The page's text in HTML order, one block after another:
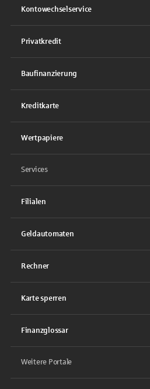
Kontowechselservice
Privatkredit
Baufinanzierung
Kreditkarte
Wertpapiere
Services
Filialen
Geldautomaten
Rechner
Karte sperren
Finanzglossar
Weitere Portale